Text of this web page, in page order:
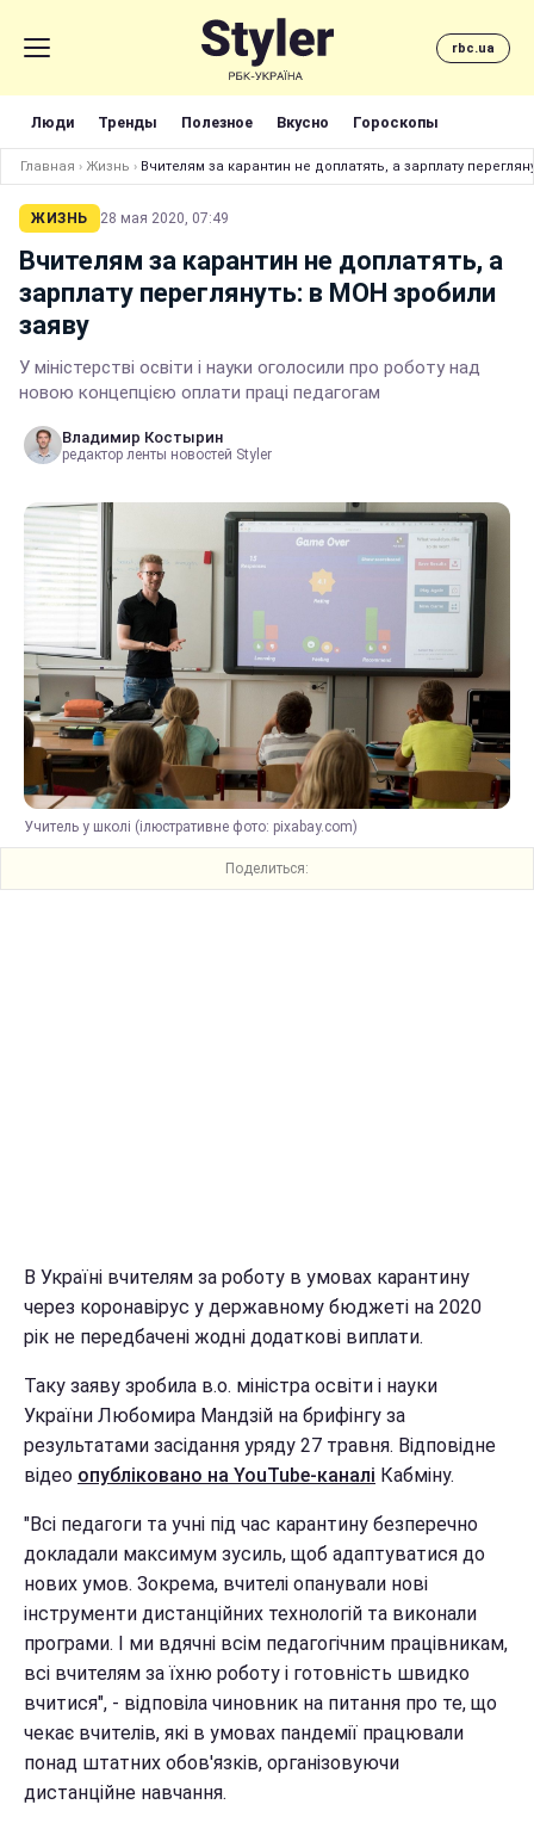
rbc.ua
Люди Тренды Полезное Вкусно Гороскопы
Главная › Жизнь › Вчителям за карантин не доплатять, а зарплату
ЖИЗНЬ 28 мая 2020, 07:49
Вчителям за карантин не доплатять, а
зарплату переглянуть: в МОН зробили
заяву
У міністерстві освіти і науки оголосили про роботу над
новою концепцією оплати праці педагогам
Владимир Костырин
редактор ленты новостей Styler
Учитель у школі (ілюстративне фото: pixabay.com)
Поделиться:
В Україні вчителям за роботу в умовах карантину
через коронавірус у державному бюджеті на 2020
рік не передбачені жодні додаткові виплати.
Таку заяву зробила в.о. міністра освіти і науки
України Любомира Мандзій на брифінгу за
результатами засідання уряду 27 травня. Відповідне
відео опубліковано на YouTube-каналі Кабміну.
"Всі педагоги та учні під час карантину безперечно
докладали максимум зусиль, щоб адаптуватися до
нових умов. Зокрема, вчителі опанували нові
інструменти дистанційних технологій та виконали
програми. І ми вдячні всім педагогічним працівникам,
всі вчителям за їхню роботу і готовність швидко
вчитися", - відповіла чиновник на питання про те, що
чекає вчителів, які в умовах пандемії працювали
понад штатних обов'язків, організовуючи
дистанційне навчання.